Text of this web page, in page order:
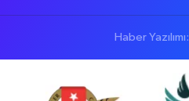
Haber Yazılımı: